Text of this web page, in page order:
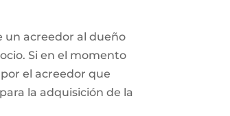
un acreedor al dueño
Si en el momento
el acreedor que
la adquisición de la